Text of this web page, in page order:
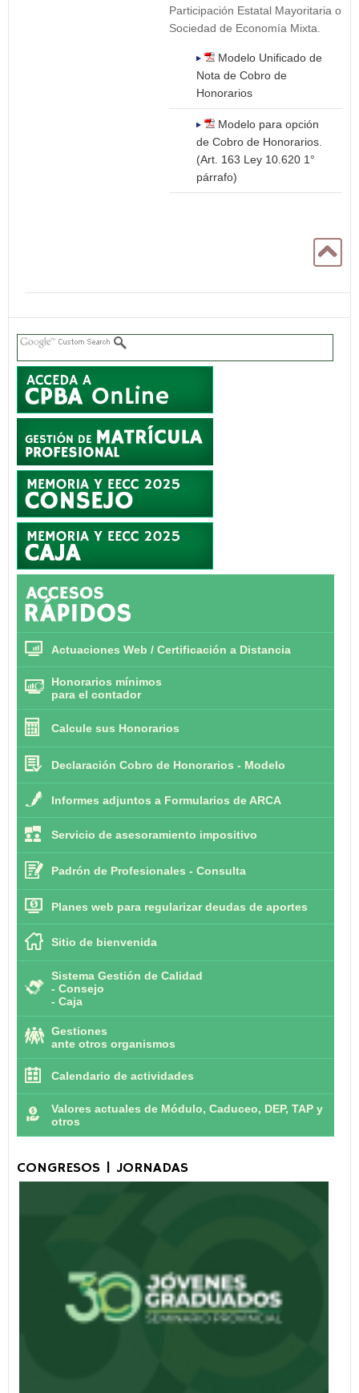
Participación Estatal Mayoritaria o
Sociedad de Economía Mixta.
Modelo Unificado de
Nota de Cobro de
Honorarios
Modelo para opción
de Cobro de Honorarios.
(Art. 163 Ley 10.620 1°
párrafo)
Actuaciones Web / Certificación a Distancia
Honorarios mínimos
para el contador
Calcule sus Honorarios
Declaración Cobro de Honorarios - Modelo
Informes adjuntos a Formularios de ARCA
Servicio de asesoramiento impositivo
Padrón de Profesionales - Consulta
Planes web para regularizar deudas de aportes
Sitio de bienvenida
Sistema Gestión de Calidad
- Consejo
- Caja
Gestiones
ante otros organismos
Calendario de actividades
Valores actuales de Módulo, Caduceo, DEP, TAP y
otros
CONGRESOS | JORNADAS